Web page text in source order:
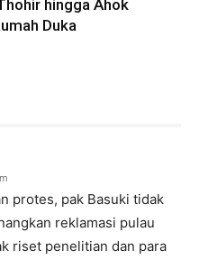
hingga Ahok
Duka
protes, pak Basuki tidak
reklamasi pulau
riset penelitian dan para